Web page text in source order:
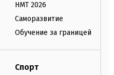
НМТ 2026
Саморазвитие
Обучение за границей
Спорт